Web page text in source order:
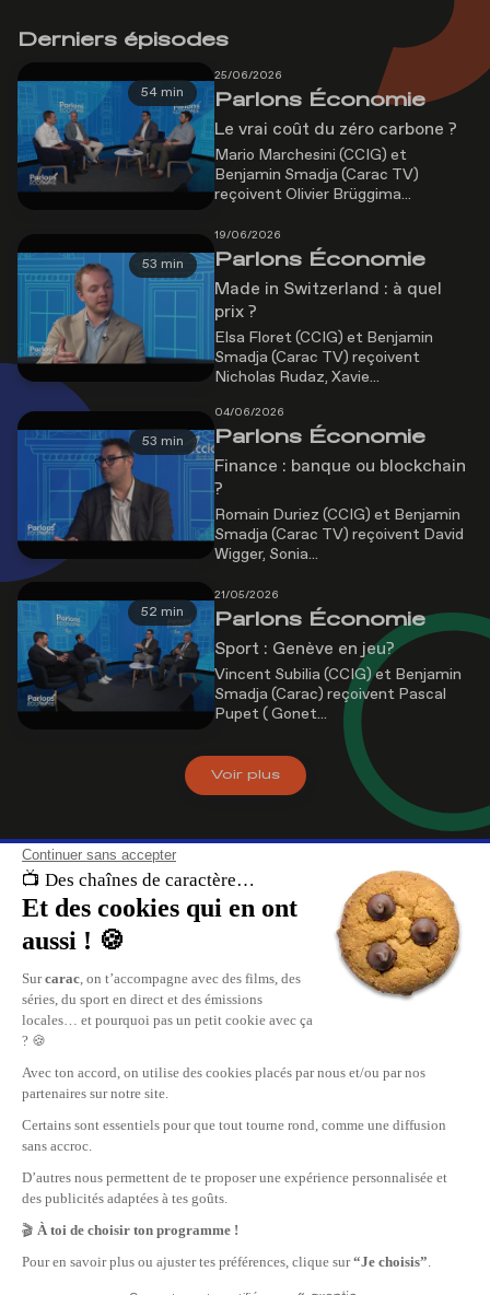
Derniers épisodes
54 min
25/06/2026
Parlons Économie
Le vrai coût du zéro carbone ?
Mario Marchesini (CCIG) et
Benjamin Smadja (Carac TV)
reçoivent Olivier Brüggima...
53 min
19/06/2026
Parlons Économie
Made in Switzerland : à quel
prix ?
Elsa Floret (CCIG) et Benjamin
Smadja (Carac TV) reçoivent
Nicholas Rudaz, Xavie...
53 min
04/06/2026
Parlons Économie
Finance : banque ou blockchain
?
Romain Duriez (CCIG) et Benjamin
Smadja (Carac TV) reçoivent David
Wigger, Sonia...
52 min
21/05/2026
Parlons Économie
Sport : Genève en jeu?
Vincent Subilia (CCIG) et Benjamin
Smadja (Carac) reçoivent Pascal
Pupet ( Gonet...
Voirplus
À propos de nous
carac , les chaînes de caractère. Retrouvez le meilleur du divertissement,
Replay de vos émissions favorites, reportages, cinéma, tout ce qui se
en Suisse Romande est sur carac.tv.
carac, les plus grandes chaînes privées TV de Suisse Romande.
Nous contacter
Carac Media SA
CH-1205 Genève
info@carac.tv
Publicité
Recevoir carac chez vous